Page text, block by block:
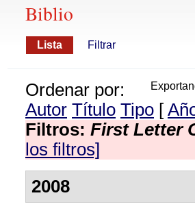
Biblio
Lista Filtrar
Ordenar por:
Autor Título Tipo [
Filtros: First Letter
los filtros]
2008